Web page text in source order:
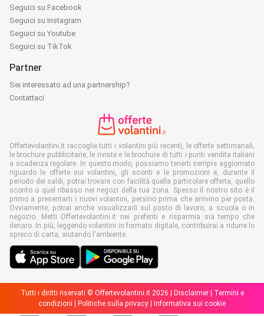
Seguici su Facebook
Seguici su Instagram
Seguici su Youtube
Seguici su TikTok
Partner
Sei interessato ad una partnership?
Contattaci
Offertevolantini.it raccoglie tutti i volantini più recenti, le offerte settimanali,
le brochure pubblicitarie, le riviste e le brochure di tutti i punti vendita italiani
a scadenza regolare. In questo modo, possiamo tenerti sempre aggiornato
riguardo le offerte sui volantini, gli sconti e le promozioni e, durante il
periodo dei saldi, potrai trovare con facilità quella particolare offerta, quello
sconto o quel ribasso nei negozi della tua zona. Spesso il nostro sito è il
primo a presentarti i nuovi volantini, persino prima che arrivino per posta.
Ovviamente, potrai anche visualizzarli sul posto di lavoro, a scuola o in
negozio. Metti Offertevolantini.it nei preferiti e risparmia sia tempo che
denaro. In più, leggendo volantini in formato digitale, contribuirai a ridurre lo
spreco di carta, aiutando l'ambiente.
Tutti i diritti riservati © Offertevolantini.it 2026 | Disclaimer| Termini e
condizioni | Politiche sulla privacy | Informativa sui cookie